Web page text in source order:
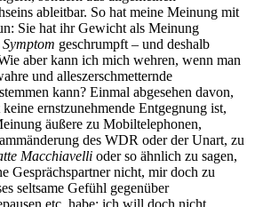
ableitbar. So hat meine Meinung mit
Sie hat ihr Gewicht als Meinung
Symptom geschrumpft – und deshalb
aber kann ich mich wehren, wenn man
und alleszerschmetternde
kann? Einmal abgesehen davon,
ernstzunehmende Entgegnung ist,
äußere zu Mobiltelephonen,
des WDR oder der Unart, zu
Macchiavelli oder so ähnlich zu sagen,
Gesprächspartner nicht, mir doch zu
seltsame Gefühl gegenüber
etc. habe; ich will doch nicht